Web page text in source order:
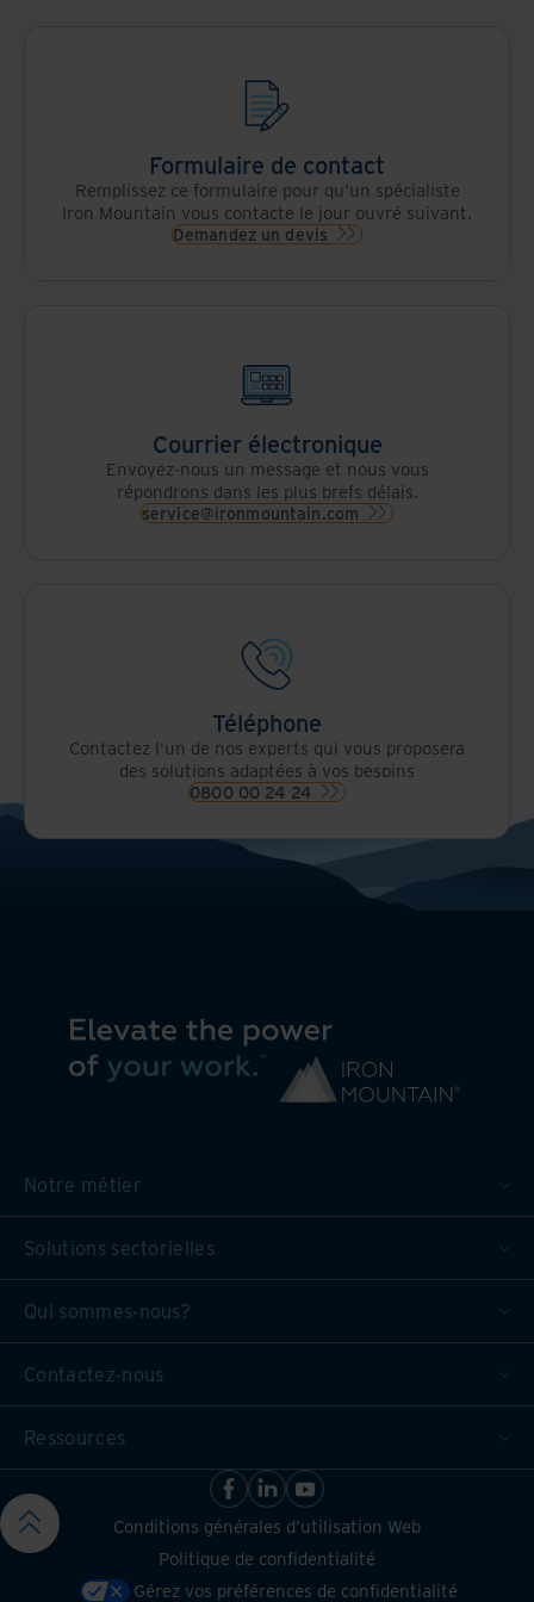
Formulaire de contact
Remplissez ce formulaire pour qu'un spécialiste
Iron Mountain vous contacte le jour ouvré suivant.
Demandez un devis
Courrier électronique
Envoyez-nous un message et nous vous
répondrons dans les plus brefs délais.
service@ironmountain.com
Téléphone
Contactez l'un de nos experts qui vous proposera
des solutions adaptées à vos besoins
0800 00 24 24
Notre métier
Solutions sectorielles
Qui sommes-nous?
Contactez-nous
Ressources
Conditions générales d’utilisation Web
Politique de confidentialité
Gérez vos préférences de confidentialité